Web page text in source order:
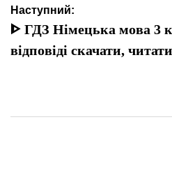
Наступний:
ᐈ ГДЗ Німецька мова 3
відповіді скачати,